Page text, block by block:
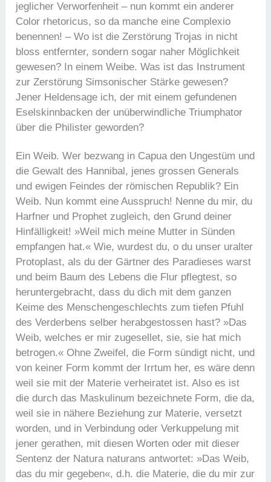
jeglicher Verworfenheit – nun kommt ein anderer
Color rhetoricus, so da manche eine Complexio
benennen! – Wo ist die Zerstörung Trojas in nicht
bloss entfernter, sondern sogar naher Möglichkeit
gewesen? In einem Weibe. Was ist das Instrument
zur Zerstörung Simsonischer Stärke gewesen?
Jener Heldensage ich, der mit einem gefundenen
Eselskinnbacken der unüberwindliche Triumphator
über die Philister geworden?
Ein Weib. Wer bezwang in Capua den Ungestüm und
die Gewalt des Hannibal, jenes grossen Generals
und ewigen Feindes der römischen Republik? Ein
Weib. Nun kommt eine Ausspruch! Nenne du mir, du
Harfner und Prophet zugleich, den Grund deiner
Hinfälligkeit! »Weil mich meine Mutter in Sünden
empfangen hat.« Wie, wurdest du, o du unser uralter
Protoplast, als du der Gärtner des Paradieses warst
und beim Baum des Lebens die Flur pflegtest, so
heruntergebracht, dass du dich mit dem ganzen
Keime des Menschengeschlechts zum tiefen Pfuhl
des Verderbens selber herabgestossen hast? »Das
Weib, welches er mir zugesellet, sie, sie hat mich
betrogen.« Ohne Zweifel, die Form sündigt nicht, und
von keiner Form kommt der Irrtum her, es wäre denn
weil sie mit der Materie verheiratet ist. Also es ist
die durch das Maskulinum bezeichnete Form, die da,
weil sie in nähere Beziehung zur Materie, versetzt
worden, und in Verbindung oder Verkuppelung mit
jener gerathen, mit diesen Worten oder mit dieser
Sentenz der Natura naturans antwortet: »Das Weib,
das du mir gegeben«, d.h. die Materie, die du mir zur